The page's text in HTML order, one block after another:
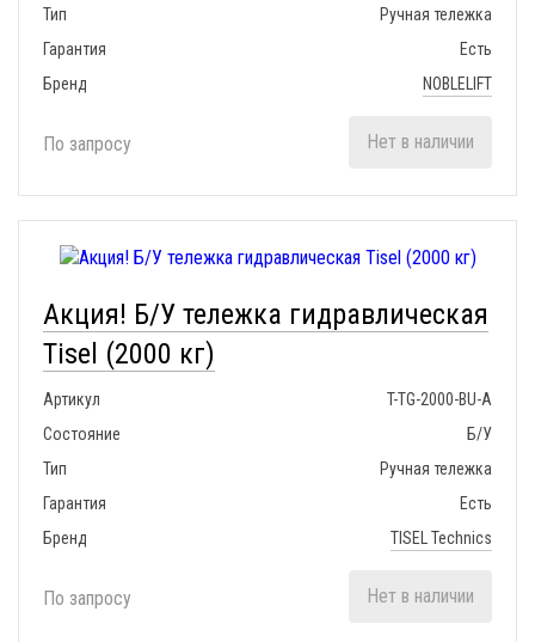
Тип
Ручная тележка
Гарантия
Есть
Бренд
NOBLELIFT
По запросу Нет в наличии
Акция! Б/У тележка гидравлическая
Tisel (2000 кг)
Артикул
T-TG-2000-BU-A
Состояние
Б/У
Тип
Ручная тележка
Гарантия
Есть
Бренд
TISEL Technics
По запросу Нет в наличии